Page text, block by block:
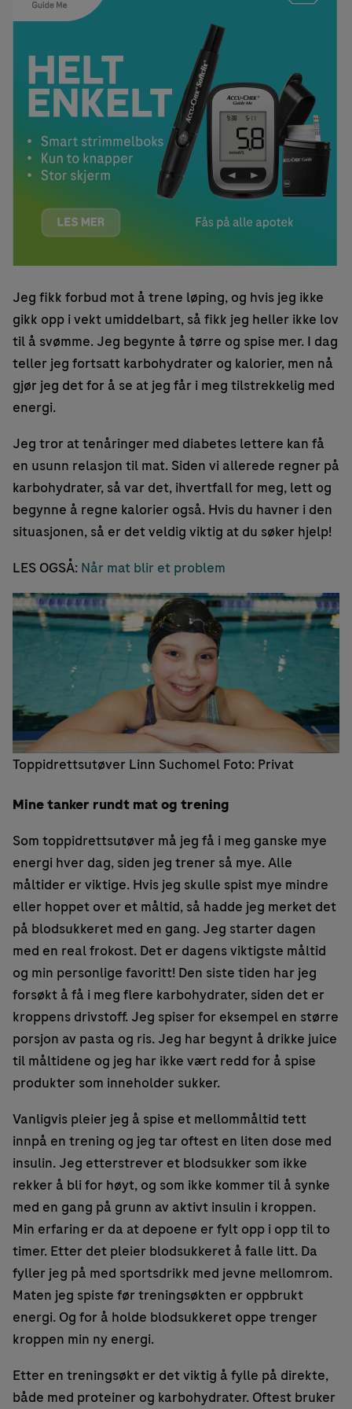
Jeg fikk forbud mot å trene løping, og hvis jeg ikke
gikk opp i vekt umiddelbart, så fikk jeg heller ikke lov
til å svømme. Jeg begynte å tørre og spise mer. I dag
teller jeg fortsatt karbohydrater og kalorier, men nå
gjør jeg det for å se at jeg får i meg tilstrekkelig med
energi.
Jeg tror at tenåringer med diabetes lettere kan få
en usunn relasjon til mat. Siden vi allerede regner på
karbohydrater, så var det, ihvertfall for meg, lett og
begynne å regne kalorier også. Hvis du havner i den
situasjonen, så er det veldig viktig at du søker hjelp!
LES OGSÅ: Når mat blir et problem
Toppidrettsutøver Linn Suchomel Foto: Privat
Mine tanker rundt mat og trening
Som toppidrettsutøver må jeg få i meg ganske mye
energi hver dag, siden jeg trener så mye. Alle
måltider er viktige. Hvis jeg skulle spist mye mindre
eller hoppet over et måltid, så hadde jeg merket det
på blodsukkeret med en gang. Jeg starter dagen
med en real frokost. Det er dagens viktigste måltid
og min personlige favoritt! Den siste tiden har jeg
forsøkt å få i meg flere karbohydrater, siden det er
kroppens drivstoff. Jeg spiser for eksempel en større
porsjon av pasta og ris. Jeg har begynt å drikke juice
til måltidene og jeg har ikke vært redd for å spise
produkter som inneholder sukker.
Vanligvis pleier jeg å spise et mellommåltid tett
innpå en trening og jeg tar oftest en liten dose med
insulin. Jeg etterstrever et blodsukker som ikke
rekker å bli for høyt, og som ikke kommer til å synke
med en gang på grunn av aktivt insulin i kroppen.
Min erfaring er da at depoene er fylt opp i opp til to
timer. Etter det pleier blodsukkeret å falle litt. Da
fyller jeg på med sportsdrikk med jevne mellomrom.
Maten jeg spiste før treningsøkten er oppbrukt
energi. Og for å holde blodsukkeret oppe trenger
kroppen min ny energi.
Etter en treningsøkt er det viktig å fylle på direkte,
både med proteiner og karbohydrater. Oftest bruker